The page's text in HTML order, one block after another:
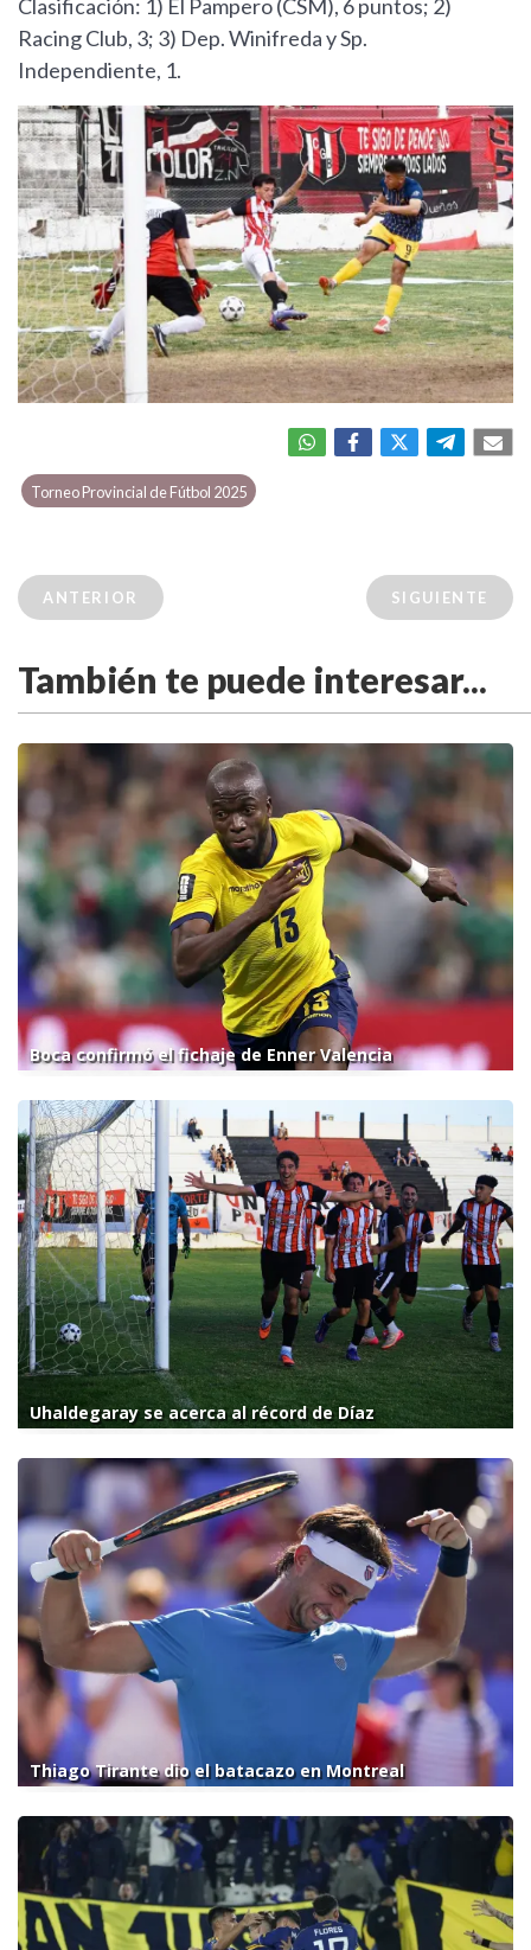
Clasificación: 1) El Pampero (CSM), 6 puntos; 2)
Racing Club, 3; 3) Dep. Winifreda y Sp.
Independiente, 1.
Torneo Provincial de Fútbol 2025
ANTERIOR SIGUIENTE
También te puede interesar...
Boca confirmó el fichaje de Enner Valencia
Uhaldegaray se acerca al récord de Díaz
Thiago Tirante dio el batacazo en Montreal